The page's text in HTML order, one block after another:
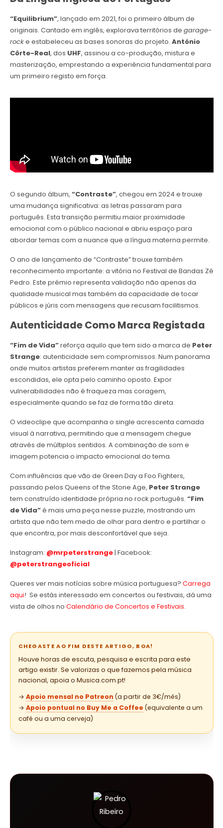
“Equilibrium”, lançado em 2021, foi o primeiro álbum de
originais. Cantado em inglês, explorava territórios de garage-
rocke estabeleceu as bases sonoras do projeto. António
Côrte-Real, dos UHF, assinou a co-produção, mistura e
masterização, emprestando a experiência fundamental para
um primeiro registo em força.
O segundo álbum, “Contraste”, chegou em 2024 e trouxe
uma mudança significativa: as letras passaram para
português. Esta transição permitiu maior proximidade
emocional com o público nacional e abriu espaço para
abordar temas com a nuance que a língua materna permite.
O ano de lançamento de “Contraste” trouxe também
reconhecimento importante: a vitória no Festival de Bandas Zé
Pedro. Este prémio representa validação não apenas da
qualidade musical mas também da capacidade de tocar
públicos e júris com mensagens que recusam facilitismos.
Autenticidade Como Marca Registada
“Fim de Vida”reforça aquilo que tem sido a marca de Peter
Strange: autenticidade sem compromissos. Num panorama
onde muitos artistas preferem manter as fragilidades
escondidas, ele opta pelo caminho oposto. Expor
vulnerabilidades não é fraqueza mas coragem,
especialmente quando se faz de forma tão direta.
O videoclipe que acompanha o single acrescenta camada
visual à narrativa, permitindo que a mensagem chegue
através de múltiplos sentidos. A combinação de som e
imagem potencia o impacto emocional do tema.
Com influências que vão de Green Day a Foo Fighters,
passando pelos Queens of the Stone Age, Peter Strange
tem construído identidade própria no rock português. “Fim
de Vida”é mais uma peça nesse puzzle, mostrando um
artista que não tem medo de olhar para dentro e partilhar o
que encontra, por mais desconfortável que seja.
Instagram: @mrpeterstrange| Facebook:
@peterstrangeoficial
Queres ver mais notícias sobre música portuguesa? Carrega
aqui! Se estás interessado em concertos ou festivais, dá uma
vista de olhos no Calendário de Concertos e Festivais.
CHEGASTE AO FIM DESTE ARTIGO, BOA!
Houve horas de escuta, pesquisa e escrita para este
artigo existir. Se valorizas o que fazemos pela música
nacional, apoia o Musica.com.pt!
→ Apoio mensal no Patreon (a partir de 3€/mês)
→ Apoio pontual no Buy Me a Coffee (equivalente a um
café ou a uma cerveja)